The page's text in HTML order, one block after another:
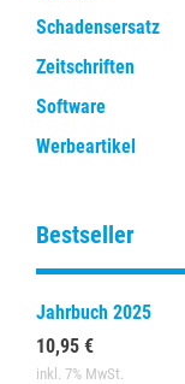
Schadensersatz
Zeitschriften
Software
Werbeartikel
Bestseller
Jahrbuch 2025
10,95 €
inkl. 7% MwSt.